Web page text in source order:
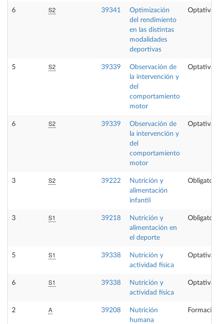
6 S2 39341
Optimización
del rendimiento
en las distintas
modalidades
deportivas
Optativa
5 S2 39339
Observación de
la intervención y
del
comportamiento
motor
Optativa
6 S2 39339
Observación de
la intervención y
del
comportamiento
motor
Optativa
3 S2 39222
Nutrición y
alimentación
infantil
3 S1 39218
Nutrición y
alimentación en
el deporte
5 S1 39338
Nutrición y
actividad física
Optativa
6 S1 39338
Nutrición y
actividad física
Optativa
2 A 39208
Nutrición
humana